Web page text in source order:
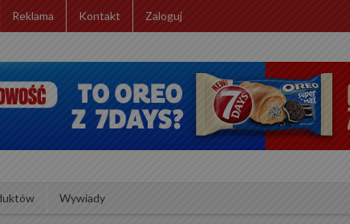
Reklama Kontakt Zaloguj
Wywiady